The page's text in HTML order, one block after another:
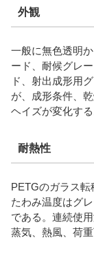
外観
一般に無色透明
ード、耐候グレ
ド、射出成形用
が、成形条件、
ヘイズが変化する
耐熱性
PETGのガラス
たわみ温度はグ
である。連続使
蒸気、熱風、荷